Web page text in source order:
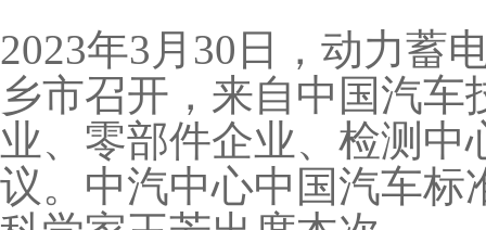
2023年3月30日，动力蓄
乡市召开，来自中国汽
业、零部件企业、检测中
议。中汽中心中国汽车标